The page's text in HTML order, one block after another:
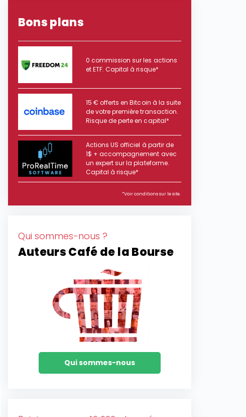
Bons plans
0 commission sur les actions
et ETF. Capital à risque*
15 € offerts en Bitcoin à la suite
de votre première transaction.
Risque de perte en capital*
Actions US officiel à partir de
1$ + accompagnement avec
un expert sur la plateforme.
Capital à risque*
*Voir conditions sur le site.
Qui sommes-nous ?
Auteurs Café de la Bourse
Qui sommes-nous